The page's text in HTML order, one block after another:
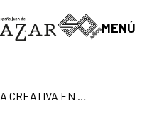
MENÚ